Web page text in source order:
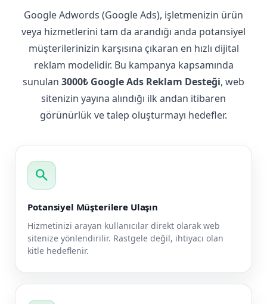
Google Adwords (Google Ads), işletmenizin ürün
veya hizmetlerini tam da arandığı anda potansiyel
müşterilerinizin karşısına çıkaran en hızlı dijital
reklam modelidir. Bu kampanya kapsamında
sunulan 3000₺ Google Ads Reklam Desteği, web
sitenizin yayına alındığı ilk andan itibaren
görünürlük ve talep oluşturmayı hedefler.
search
Potansiyel Müşterilere Ulaşın
Hizmetinizi arayan kullanıcılar direkt olarak web
sitenize yönlendirilir. Rastgele değil, ihtiyacı olan
kitle hedeflenir.